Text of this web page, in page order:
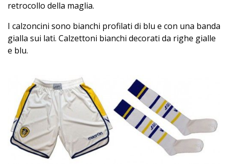
retrocollo della maglia.
I calzoncini sono bianchi profilati di blu e con una banda
gialla sui lati. Calzettoni bianchi decorati da righe gialle
e blu.